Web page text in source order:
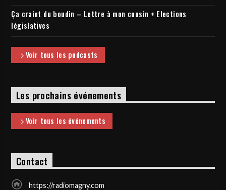
Ça craint du boudin – Lettre à mon cousin + Elections
législatives
Voir tous les podcasts
Les prochains événements
Voir tous les événements
Contact
https://radiomagny.com